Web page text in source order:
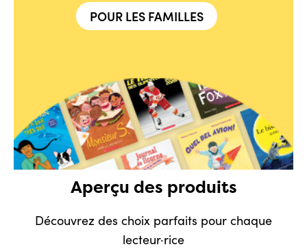
POUR LES FAMILLES
Aperçu des produits
Découvrez des choix parfaits pour chaque
lecteur·rice